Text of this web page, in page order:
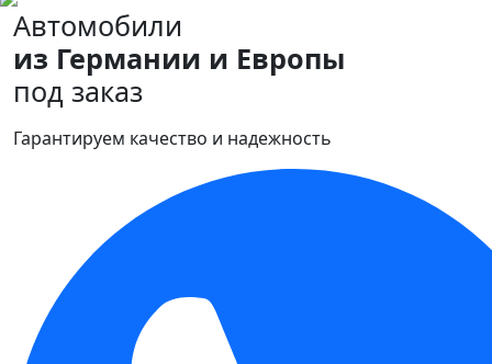
Автомобили
из Германии и Европы
под заказ
Гарантируем качество и надежность